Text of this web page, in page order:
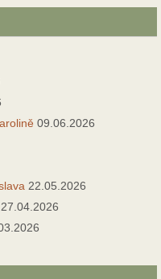
09.06.2026
22.05.2026
27.04.2026